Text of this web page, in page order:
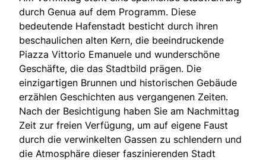
durch Genua auf dem Programm. Diese
bedeutende Hafenstadt besticht durch ihren
beschaulichen alten Kern, die beeindruckende
Piazza Vittorio Emanuele und wunderschöne
Geschäfte, die das Stadtbild prägen. Die
einzigartigen Brunnen und historischen Gebäude
erzählen Geschichten aus vergangenen Zeiten.
Nach der Besichtigung haben Sie am Nachmittag
Zeit zur freien Verfügung, um auf eigene Faust
durch die verwinkelten Gassen zu schlendern und
die Atmosphäre dieser faszinierenden Stadt